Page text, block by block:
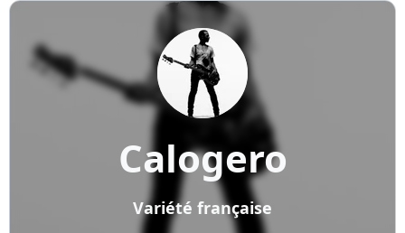
Calogero
Variété française